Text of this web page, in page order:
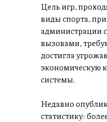
Цель игр,
виды спорта,
администрации
вызовами,
достигла
экономическую
системы.
Недавно
статистику: